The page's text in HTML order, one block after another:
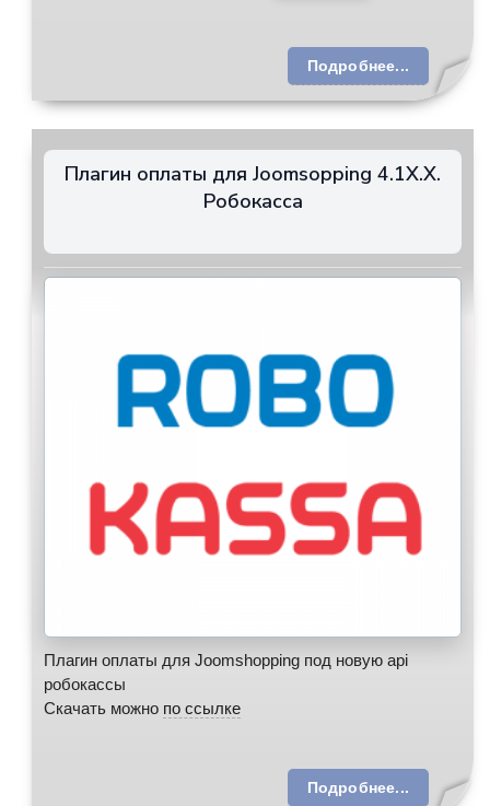
Подробнее...
Плагин оплаты для Joomsopping 4.1X.X.
Робокасса
Плагин оплаты для Joomshopping под новую api
робокассы
Скачать можно по ссылке
Подробнее...